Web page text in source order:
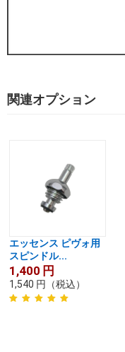
関連オプション
エッセンス ピヴォ用
スピンドル...
1,400 円
1,540 円 （税込）